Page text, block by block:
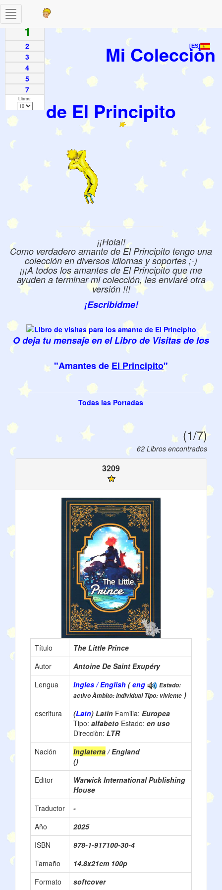
[ES]
Mi Colección
de El Principito
¡¡Hola!!
Como verdadero amante de El Principito tengo una
colección en diversos idiomas y soportes ;-)
¡¡¡A todos los amantes de El Principito que me
ayuden a terminar mi colección, les enviaré otra
versión !!!
¡Escribidme!
O deja tu mensaje en el Libro de Visitas de los
"Amantes de El Principito"
Todas las Portadas
Toggle
navigation
(1/7)
62 Libros encontrados
Paginas
1
2
3
4
5
7
Libros:
3209
Título
The Little Prince
Autor
Antoine De Saint Exupéry
Lengua
Ingles / English (eng
Estado:
activo Àmbito: individual Tipo: viviente )
escritura
(Latn) Latin Familia: Europea
Tipo: alfabeto Estado: en uso
Direcciòn: LTR
Nación
Inglaterra/ England
()
Editor
Warwick International Publishing
House
Traductor
-
Año
2025
ISBN
978-1-917100-30-4
Tamaño
14.8x21cm 100p
Formato
softcover